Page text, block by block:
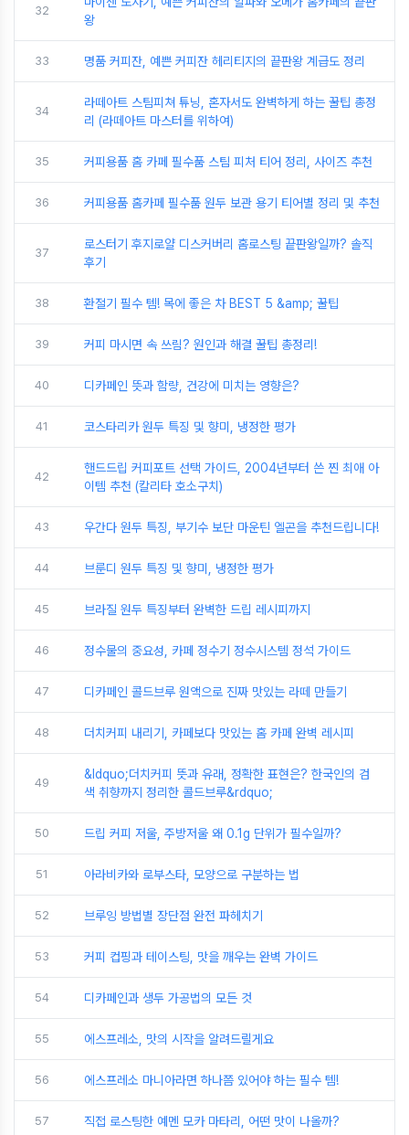
32
왕
33 명품 커피잔, 예쁜 커피잔 헤리티지의 끝판왕 계급도 정리
34
라떼아트 스팀피쳐 튜닝, 혼자서도 완벽하게 하는 꿀팁 총정
리 (라떼아트 마스터를 위하여)
35 커피용품 홈 카페 필수품 스팀 피처 티어 정리, 사이즈 추천
36 커피용품 홈카페 필수품 원두 보관 용기 티어별 정리 및 추천
37
로스터기 후지로얄 디스커버리 홈로스팅 끝판왕일까? 솔직
후기
38 환절기 필수 템! 목에 좋은 차 BEST 5 &amp; 꿀팁
39 커피 마시면 속 쓰림? 원인과 해결 꿀팁 총정리!
40 디카페인 뜻과 함량, 건강에 미치는 영향은?
41 코스타리카 원두 특징 및 향미, 냉정한 평가
42
핸드드립 커피포트 선택 가이드, 2004년부터 쓴 찐 최애 아
이템 추천 (칼리타 호소구치)
43 우간다 원두 특징, 부기수 보단 마운틴 엘곤을 추천드립니다!
44 브룬디 원두 특징 및 향미, 냉정한 평가
45 브라질 원두 특징부터 완벽한 드립 레시피까지
46 정수물의 중요성, 카페 정수기 정수시스템 정석 가이드
47 디카페인 콜드브루 원액으로 진짜 맛있는 라떼 만들기
48 더치커피 내리기, 카페보다 맛있는 홈 카페 완벽 레시피
49
&ldquo;더치커피 뜻과 유래, 정확한 표현은? 한국인의 검
색 취향까지 정리한 콜드브루&rdquo;
50 드립 커피 저울, 주방저울 왜 0.1g 단위가 필수일까?
51 아라비카와 로부스타, 모양으로 구분하는 법
52 브루잉 방법별 장단점 완전 파헤치기
53 커피 컵핑과 테이스팅, 맛을 깨우는 완벽 가이드
54 디카페인과 생두 가공법의 모든 것
55 에스프레소, 맛의 시작을 알려드릴게요
56 에스프레소 마니아라면 하나쯤 있어야 하는 필수 템!
57 직접 로스팅한 예멘 모카 마타리, 어떤 맛이 나올까?